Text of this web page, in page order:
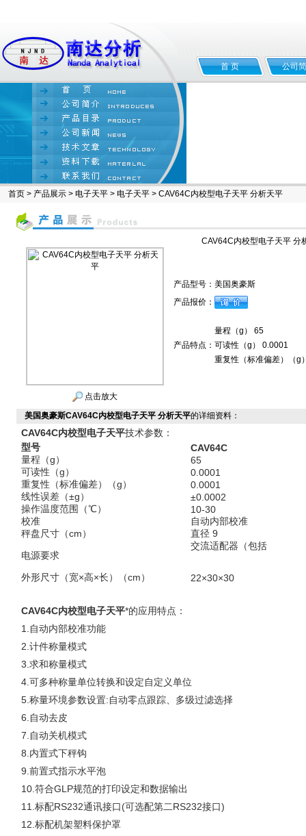
首 页 公司
首页 > 产品展示 > 电子天平 > 电子天平 > CAV64C内校型电子天平 分析天平
CAV64C内校型电子天平 分
点击放大
产品型号： 美国奥豪斯
产品报价：
产品特点：
量程（g） 65
可读性（g） 0.0001
重复性（标准偏差）（g
美国奥豪斯CAV64C内校型电子天平 分析天平的详细资料：
CAV64C内校型电子天平技术参数：
型号
CAV64C
量程（g）
65
可读性（g）
0.0001
重复性（标准偏差）（g）
0.0001
线性误差（±g）
±0.0002
操作温度范围（℃）
10-30
校准
自动内部校准
秤盘尺寸（cm）
直径 9
电源要求
交流适配器（包括
外形尺寸（宽×高×长）（cm） 22×30×30
CAV64C内校型电子天平*的应用特点：
1.自动内部校准功能
2.计件称量模式
3.求和称量模式
4.可多种称量单位转换和设定自定义单位
5.称量环境参数设置:自动零点跟踪、多级过滤选择
6.自动去皮
7.自动关机模式
8.内置式下秤钩
9.前置式指示水平泡
10.符合GLP规范的打印设定和数据输出
11.标配RS232通讯接口(可选配第二RS232接口)
12.标配机架塑料保护罩